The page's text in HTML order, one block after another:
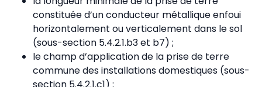
constituée d’un conducteur métallique enfoui
horizontalement ou verticalement dans le sol
(sous-section 5.4.2.1.b3 et b7) ;
le champ d’application de la prise de terre
commune des installations domestiques (sous-
section 5.4.2.1.c1) ;